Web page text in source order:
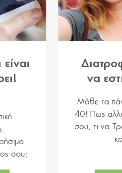
σου;
να
Μάθε τα
40! Πως
σου, τι να